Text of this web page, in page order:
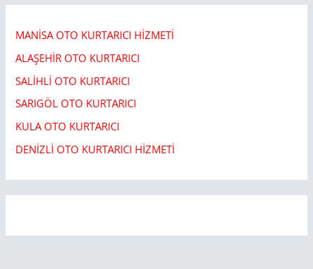
MANİSA OTO KURTARICI HİZMETİ
ALAŞEHİR OTO KURTARICI​
SALİHLİ OTO KURTARICI​
SARIGÖL OTO KURTARICI​
KULA OTO KURTARICI​
DENİZLİ OTO KURTARICI HİZMETİ